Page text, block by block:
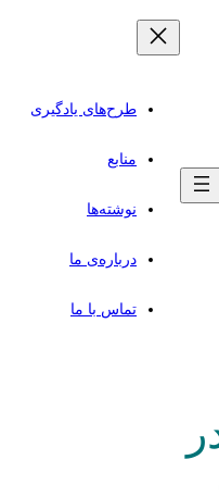
طرح‌های یادگیری
منابع
نوشته‌ها
درباره‌ی ما
تماس با ما